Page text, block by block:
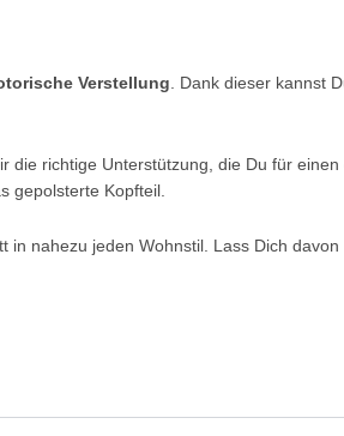
Verstellung . Dank dieser kannst
die richtige Unterstützung, die Du für einen
gepolsterte Kopfteil.
nahezu jeden Wohnstil. Lass Dich